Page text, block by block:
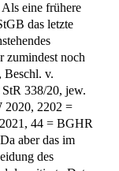
eine frühere
das letzte
zumindest noch
Beschl. v.
338/20, jew.
2020, 2202 =
44 = BGHR
aber das im
des